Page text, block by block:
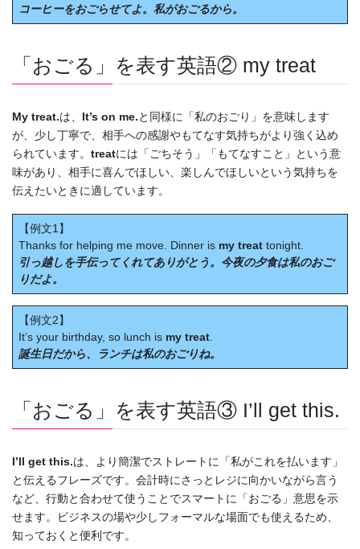
コーヒーをおごらせてよ。私がおごるから。
「おごる」を表す英語② my treat
My treat.は、 It’s on me.と同様に「私のおごり」を意味します
が、少し丁寧で、相手への感謝やもてなす気持ちがより強く込め
られています。 treatには「ごちそう」「もてなすこと」という意
味があり、相手に喜んでほしい、楽しんでほしいという気持ちを
伝えたいときに適しています。
【例文1】
Thanks for helping me move. Dinner is my treat tonight.
引っ越しを手伝ってくれてありがとう。今夜の夕食は私のおご
りだよ。
【例文2】
It’s your birthday, so lunch is my treat
誕生日だから、ランチは私のおごりね。
「おごる」を表す英語③ I’ll get this.
I’ll get this.は、より簡潔でストレートに「私がこれを払います」
と伝えるフレーズです。会計時にさっとレジに向かいながら言う
など、行動と合わせて使うことでスマートに「おごる」意思を示
せます。ビジネスの場や少しフォーマルな場面でも使えるため、
知っておくと便利です。